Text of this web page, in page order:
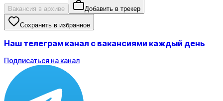
Вакансия в архиве Добавить в трекер
Сохранить в избранное
Наш телеграм канал с вакансиями каждый день
Подписаться на канал